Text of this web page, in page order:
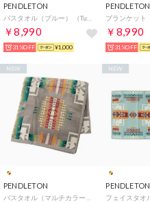
PENDLETON
￥8,990
31%OFF ¥1,000
PENDLETON
￥8,990
31%OFF
PENDLETON
NEW
PENDLETON
NEW